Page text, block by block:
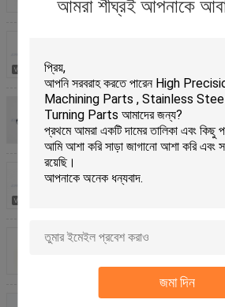
আমরা শীঘ্রই আপনাকে
জমা দিন
ISO Specialty Hardware
Screws / Precision Brass
Screws
Steel Screw For High
Yellow CNC Turned Parts
T6 For Car Body
120mm Neutral Precise